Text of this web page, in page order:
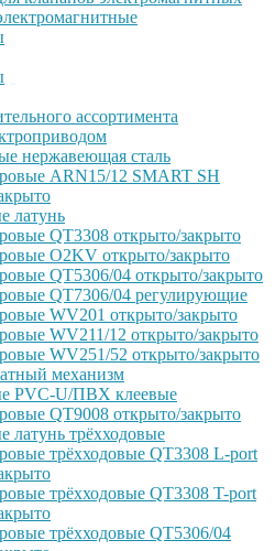
ассортимента
нержавеющая сталь
ARN15/12 SMART SH
латунь
QT3308 открыто/закрыто
O2KV открыто/закрыто
QT5306/04 открыто/закрыто
QT7306/04 регулирующие
WV201 открыто/закрыто
WV211/12 открыто/закрыто
WV251/52 открыто/закрыто
механизм
PVC-U/ПВХ клеевые
QT9008 открыто/закрыто
латунь трёхходовые
трёхходовые QT3308 L-port
трёхходовые QT3308 T-port
трёхходовые QT5306/04